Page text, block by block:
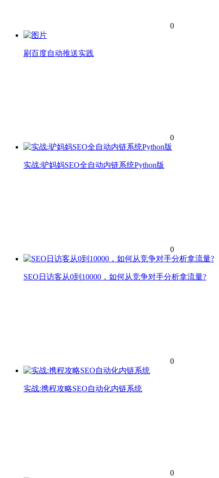
0
刷百度自动推送实践
0
实战:驴妈妈SEO全自动内链系统Python版
0
SEO日访客从0到10000，如何从竞争对手分析拿流量?
0
实战:携程攻略SEO自动化内链系统
0